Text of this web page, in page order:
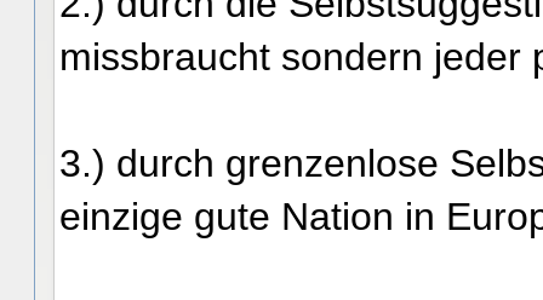
missbraucht sondern jeder
3.) durch grenzenlose
einzige gute Nation in